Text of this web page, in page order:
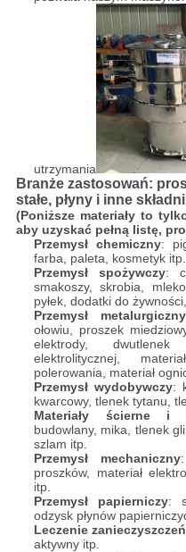
utrzymania
Branże zastosowań:
stałe, płyny i inne
(Poniższe materiały to
aby uzyskać pełną listę,
Przemysł chemiczny:
farba, paleta, kosmetyk itp.
Przemysł spożywczy:
smakoszy, skrobia,
pyłek, dodatki do
Przemysł metalurgiczny
ołowiu, proszek
elektrody,
elektrolitycznej,
polerowania, materiał
Przemysł wydobywczy:
kwarcowy, tlenek tytanu,
Materiały ścierne i
budowlany, mika, tlenek
szlam itp.
Przemysł mechaniczny
proszków, materiał
itp.
Przemysł papierniczy:
odzysk płynów
Leczenie zanieczyszczeń
aktywny itp.